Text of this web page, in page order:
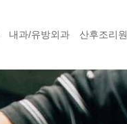
내과/유방외과 산후조리원